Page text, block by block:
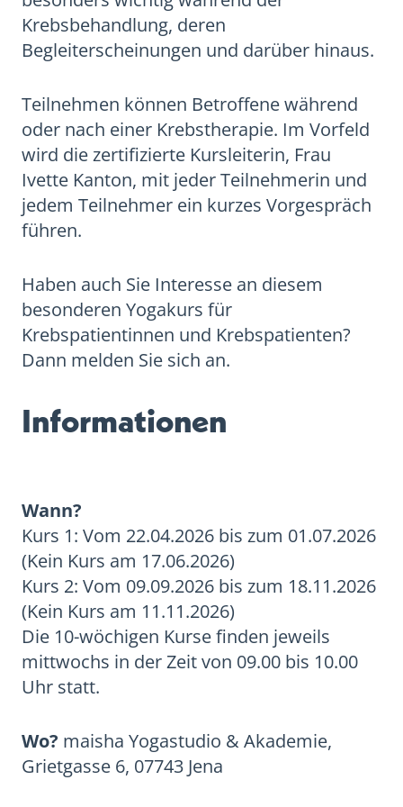
Krebsbehandlung, deren
Begleiterscheinungen und darüber hinaus.
Teilnehmen können Betroffene während
oder nach einer Krebstherapie. Im Vorfeld
wird die zertifizierte Kursleiterin, Frau
Ivette Kanton, mit jeder Teilnehmerin und
jedem Teilnehmer ein kurzes Vorgespräch
führen.
Haben auch Sie Interesse an diesem
besonderen Yogakurs für
Krebspatientinnen und Krebspatienten?
Dann melden Sie sich an.
Informationen
Wann?
Kurs 1: Vom 22.04.2026 bis zum 01.07.2026
(Kein Kurs am 17.06.2026)
Kurs 2: Vom 09.09.2026 bis zum 18.11.2026
(Kein Kurs am 11.11.2026)
Die 10-wöchigen Kurse finden jeweils
mittwochs in der Zeit von 09.00 bis 10.00
Uhr statt.
Wo? maisha Yogastudio & Akademie,
Grietgasse 6, 07743 Jena